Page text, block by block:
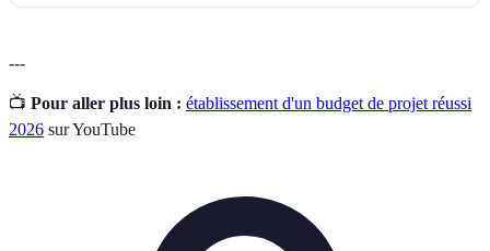
---
📺 Pour aller plus loin : établissement d'un budget de projet réussi
2026 sur YouTube